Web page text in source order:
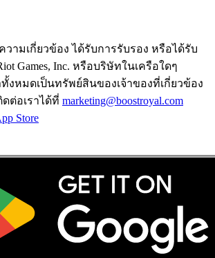
วามเกี่ยวข้อง ได้รับการรับรอง หรือได้รับ
Games, Inc. หรือบริษัทในเครือใดๆ
งหมดเป็นทรัพย์สินของเจ้าของที่เกี่ยวข้อง
ต่อเราได้ที่ marketing@boostroyal.com